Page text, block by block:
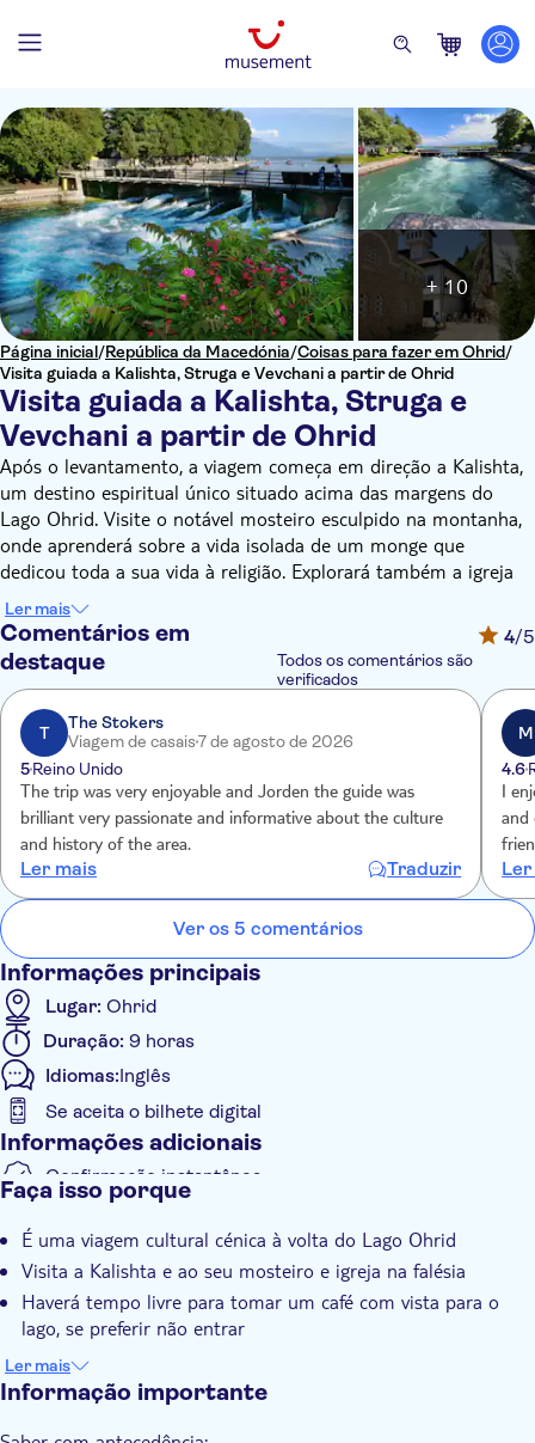
Página inicial/República da Macedónia/Coisas para fazer em Ohrid/
Visita guiada a Kalishta, Struga e Vevchani a partir de Ohrid
Visita guiada a Kalishta, Struga e
Vevchani a partir de Ohrid
+ 10
Após o levantamento, a viagem começa em direção a Kalishta,
um destino espiritual único situado acima das margens do
Lago Ohrid. Visite o notável mosteiro esculpido na montanha,
onde aprenderá sobre a vida isolada de um monge que
dedicou toda a sua vida à religião. Explorará também a igreja
recentemente construída, dedicada à Santa Mãe Maria, famosa
pelos seus frescos deslumbrantes e por um dos ícones mais
intrigantes da região - a Madona Negra. Os hóspedes que
preferirem não entrar no mosteiro podem relaxar com um café
num restaurante próximo, desfrutando de vistas
deslumbrantes sobre o lago.
De seguida, segue-se para Struga, muitas vezes chamada a
Cidade da Poesia e das Pontes. Lar das internacionalmente
famosas Noites de Poesia de Struga, cujos laureados incluem
vencedores do Prémio Nobel da Literatura, a cidade oferece
uma rica atmosfera cultural. Desfrute de um curto passeio
guiado pelos destaques de Struga: O ponto onde o Lago Ohrid
desagua no Rio Black Drim, pontes encantadoras e passeios à
beira-rio, monumentos, mercados locais e marcos da cidade.
A paragem final é a cidade autoproclamada independente de
Vevchani, famosa pelas suas tradições, pelo Carnaval pagão e
pelo orgulho local. Aqui terá tempo para almoçar antes de um
passeio guiado pela aldeia, seguido de um relaxante passeio
pelas fontes naturais e pela bela natureza circundante. No final
da excursão, sente-se e desfrute da viagem panorâmica
enquanto o levamos de volta ao seu ponto de partida.
Ler mais
Comentários em
destaque
4/5
Todos os comentários são
verificados
T
The Stokers
Viagem de casais7 de agosto de 2026
5Reino Unido
The trip was very enjoyable and Jorden the guide was
brilliant very passionate and informative about the culture
and history of the area.
Ler mais Traduzir
M
4.6
I
and
Ver os 5 comentários
Informações principais
Lugar: Ohrid
Duração: 9 horas
Idiomas:Inglês
Se aceita o bilhete digital
Informações adicionais
Confirmação instantânea
Dia chuvoso
Grupo pequeno
Voucher eletrônico
Grupo padrão
Pick up no hotel
Faça isso porque
É uma viagem cultural cénica à volta do Lago Ohrid
Visita a Kalishta e ao seu mosteiro e igreja na falésia
Haverá tempo livre para tomar um café com vista para o
lago, se preferir não entrar
Explorará Struga com as suas pontes, mercados e
património poético
Ler mais
Informação importante